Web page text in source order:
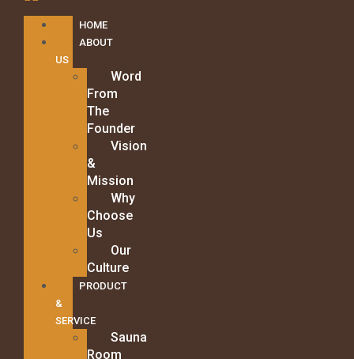
HOME
ABOUT
US
Word
From
The
Founder
Vision
&
Mission
Why
Choose
Us
Our
Culture
PRODUCT
&
SERVICE
Sauna
Room